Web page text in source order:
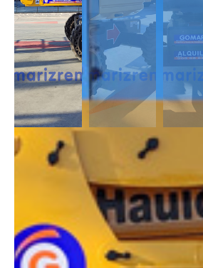
DESCRIPCIÓN
Las Articuladas Diésel son muy útil para
capaces de moverse en casi cualquier terreno
un desnivel notable. Capaces de alcanzar